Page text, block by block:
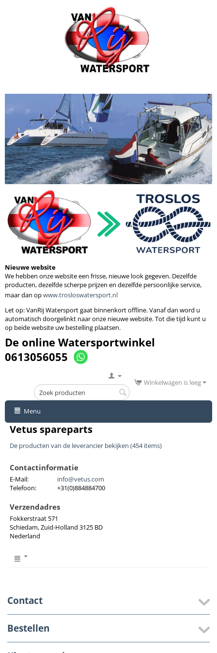
Nieuwe website
We hebben onze website een frisse, nieuwe look gegeven. Dezelfde
producten, dezelfde scherpe prijzen en dezelfde persoonlijke service,
maar dan opwww.trosloswatersport.nl
Let op: VanRij Watersport gaat binnenkortoffline. Vanaf dan word u
automatisch doorgelinkt naar onze nieuwe website. Tot die tijd kunt u
op beide website uw bestelling plaatsen.
De online Watersportwinkel
0613056055
Winkelwagen is leeg
Menu
Vetus spareparts
De producten van de leverancier bekijken (454 items)
Contactinformatie
E-Mail:
info@vetus.com
Telefoon:
+31(0)884884700
Verzendadres
Fokkerstraat 571
Schiedam, Zuid-Holland 3125 BD
Nederland
Contact
Bestellen